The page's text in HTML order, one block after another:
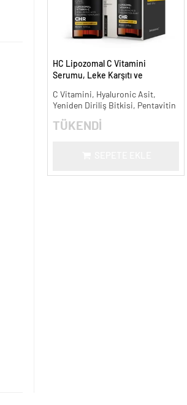
HC Lipozomal C Vitamini
Serumu, Leke Karşıtı ve
C Vitamini, Hyaluronic Asit,
Yeniden Diriliş Bitkisi, Pentavitin
TÜKENDİ